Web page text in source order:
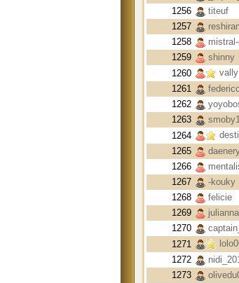
1256
titeuf
1257
1258
1259
shinny
1260
vally
1261
1262
1263
1264
1265
1266
1267
-kouky
1268
felicie
1269
julianna
1270
1271
1272
1273